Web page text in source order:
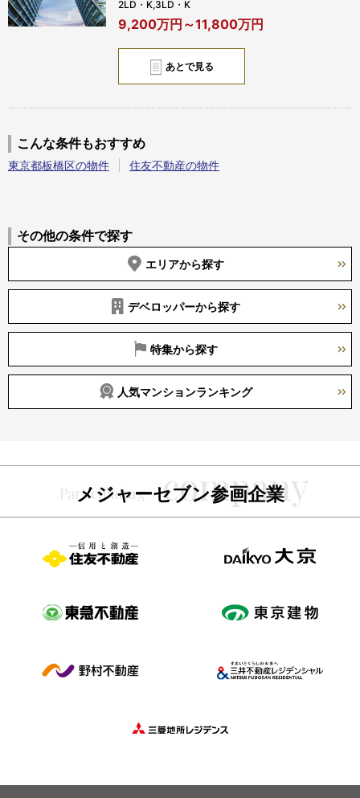
あとで見る
2LD・K,3LD・K
9,200万円～11,800万円
こんな条件もおすすめ
東京都板橋区の物件 住友不動産の物件
その他の条件で探す
エリアから探す
デベロッパーから探す
特集から探す
人気マンションランキング
メジャーセブン参画企業